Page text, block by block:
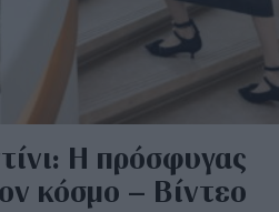
Η πρόσφυγας
κόσμο – Βίντεο